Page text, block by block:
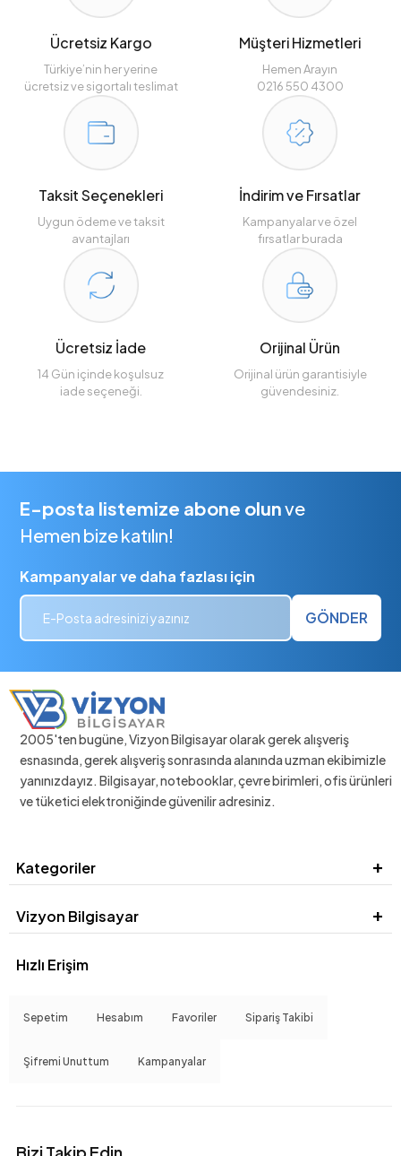
Ücretsiz Kargo
Türkiye’nin her yerine
ücretsiz ve sigortalı teslimat
Müşteri Hizmetleri
Hemen Arayın
0216 550 4300
Taksit Seçenekleri
Uygun ödeme ve taksit
avantajları
İndirim ve Fırsatlar
Kampanyalar ve özel
fırsatlar burada
Ücretsiz İade
14 Gün içinde koşulsuz
iade seçeneği.
Orijinal Ürün
Orijinal ürün garantisiyle
güvendesiniz.
E-posta listemize abone olunve
Hemen bize katılın!
Kampanyalar ve daha fazlası için
GÖNDER
2005'ten bugüne, Vizyon Bilgisayar olarak gerek alışveriş
esnasında, gerek alışveriş sonrasında alanında uzman ekibimizle
yanınızdayız. Bilgisayar, notebooklar, çevre birimleri, ofis ürünleri
ve tüketici elektroniğinde güvenilir adresiniz.
Kategoriler
Vizyon Bilgisayar
Hızlı Erişim
Sepetim Hesabım Favoriler Sipariş Takibi
Şifremi Unuttum Kampanyalar